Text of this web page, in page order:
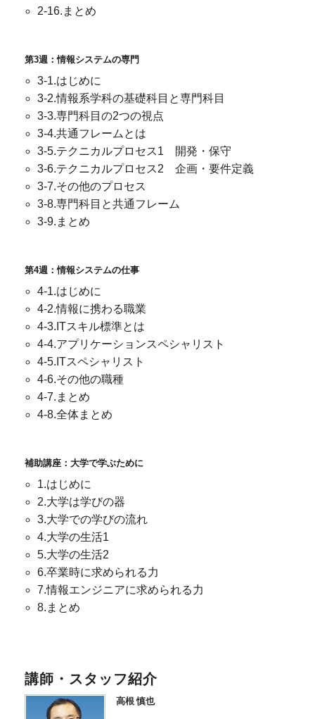
2-16.まとめ
第3週：情報システムの専門
3-1.はじめに
3-2.情報系学科の基礎科目と専門科目
3-3.専門科目の2つの視点
3-4.共通フレームとは
3-5.テクニカルプロセス1 開発・保守
3-6.テクニカルプロセス2 企画・要件定義
3-7.その他のプロセス
3-8.専門科目と共通フレーム
3-9.まとめ
第4週：情報システムの仕事
4-1.はじめに
4-2.情報に携わる職業
4-3.ITスキル標準とは
4-4.アプリケーションスペシャリスト
4-5.ITスペシャリスト
4-6.その他の職種
4-7.まとめ
4-8.全体まとめ
補助講座：大学で学ぶために
1.はじめに
2.大学は学びの器
3.大学での学びの流れ
4.大学の生活1
5.大学の生活2
6.卒業時に求められる力
7.情報エンジニアに求められる力
8.まとめ
講師・スタッフ紹介
高根 慎也